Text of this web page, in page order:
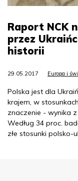
Raport NCK
przez
historii
29.05.2017 Europa i
Polska jest dla
krajem, w
znaczenie - wynika
Według 34 proc.
złe stosunki polsko-